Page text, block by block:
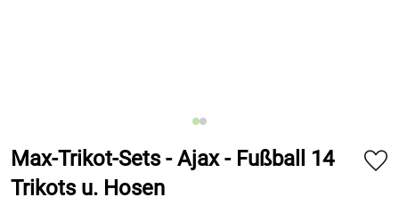
Max-Trikot-Sets - Ajax - Fußball 14
Trikots u. Hosen